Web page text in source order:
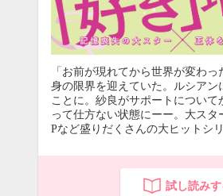
「お前が現れてから世界が変わ
身の限界を迎えていた。ルシア
ことに。紗良がサポートについ
って仕方ない状態にーー。大ス
Pなど盛りだくさんの大ヒットシ
試し読みす